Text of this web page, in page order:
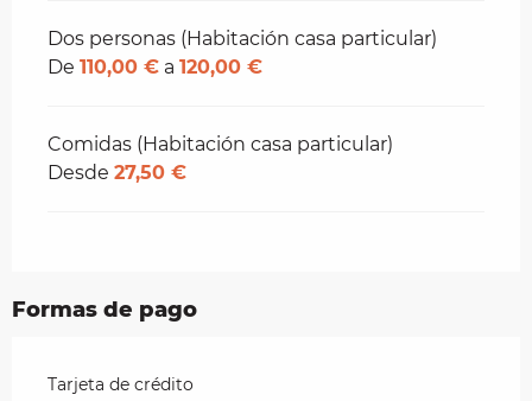
Dos personas (Habitación casa particular)
De 110,00 € a 120,00 €
Comidas (Habitación casa particular)
Desde 27,50 €
Formas de pago
Tarjeta de crédito